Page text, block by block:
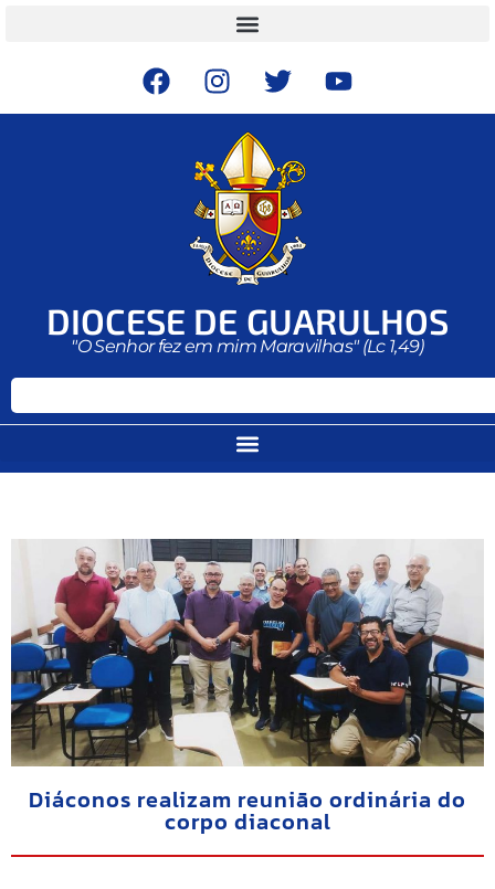
DIOCESE DE GUARULHOS
"O Senhor fez em mim Maravilhas" (Lc 1,49)
Diáconos realizam reunião ordinária do
corpo diaconal